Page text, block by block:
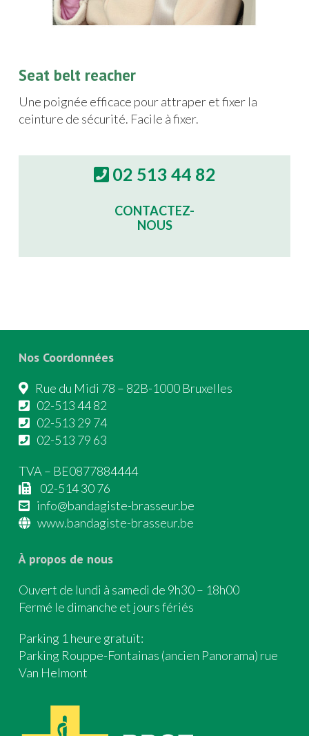
Seat belt reacher
Une poignée efficace pour attraper et fixer la
ceinture de sécurité. Facile à fixer.
02 513 44 82
CONTACTEZ-
NOUS
Nos Coordonnées
Rue du Midi 78 – 82B-1000 Bruxelles
02-513 44 82
02-513 29 74
02-513 79 63
TVA – BE0877884444
02-514 30 76
info@bandagiste-brasseur.be
www.bandagiste-brasseur.be
À propos de nous
Ouvert de lundi à samedi de 9h30 – 18h00
Fermé le dimanche et jours fériés
Parking 1 heure gratuit:
Parking Rouppe-Fontainas (ancien Panorama) rue
Van Helmont